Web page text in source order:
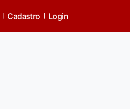
Cadastro Login